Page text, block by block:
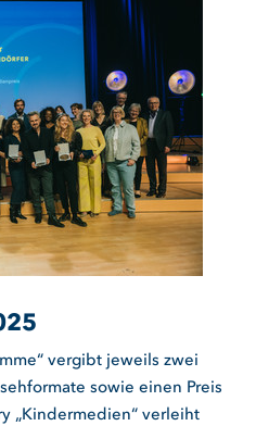
vergibt jeweils zwei
sowie einen Preis
„Kindermedien“ verleiht